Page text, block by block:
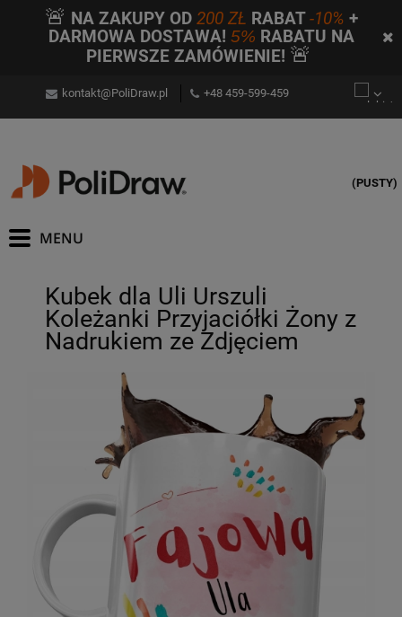
🚨 NA ZAKUPY OD200 ZŁ RABAT-10% +
DARMOWA DOSTAWA! 5% RABATU NA
PIERWSZE ZAMÓWIENIE! 🚨
kontakt@PoliDraw.pl +48 459-599-459
(PUSTY)
Kubek dla Uli Urszuli
Koleżanki Przyjaciółki Żony z
Nadrukiem ze Zdjęciem